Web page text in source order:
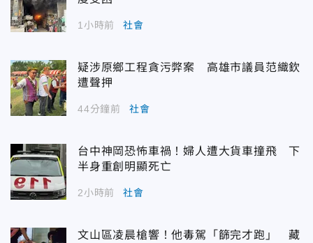
1小時前 社會
疑涉原鄉工程貪污弊案 高雄市議員范織欽
遭聲押
44分鐘前 社會
台中神岡恐怖車禍！婦人遭大貨車撞飛 下
半身重創明顯死亡
2小時前 社會
文山區凌晨槍響！他毒駕「篩完才跑」 藏